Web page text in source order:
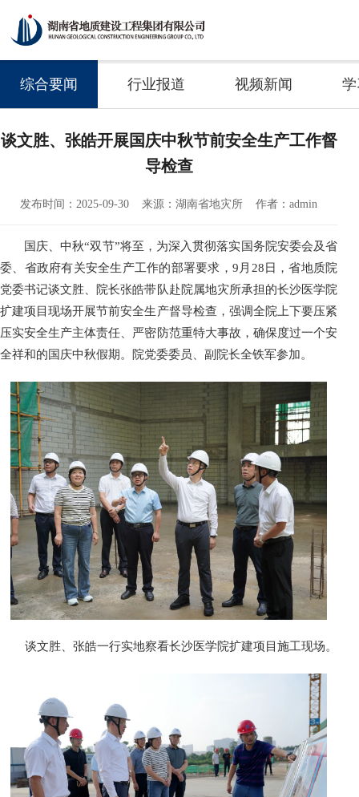
综合要闻 行业报道 视频新闻
谈文胜、张皓开展国庆中秋节前安全生产工作督
导检查
发布时间：2025-09-30 来源：湖南省地灾所 作者：admin
国庆、中秋“双节”将至，为深入贯彻落实国务院安委会及省
委、省政府有关安全生产工作的部署要求，9月28日，省地质院
党委书记谈文胜、院长张皓带队赴院属地灾所承担的长沙医学院
扩建项目现场开展节前安全生产督导检查，强调全院上下要压紧
压实安全生产主体责任、严密防范重特大事故，确保度过一个安
全祥和的国庆中秋假期。院党委委员、副院长全铁军参加。
谈文胜、张皓一行实地察看长沙医学院扩建项目施工现场。